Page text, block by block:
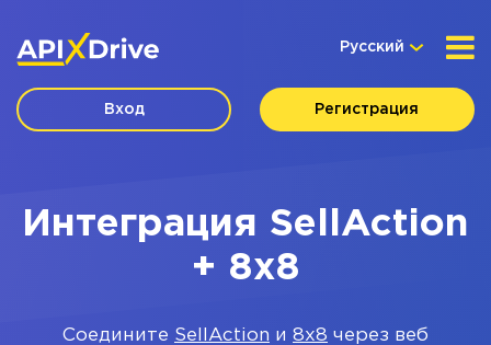
Русский
Вход Регистрация
Интеграция SellAction
+ 8x8
Соедините SellAction и 8x8 через веб